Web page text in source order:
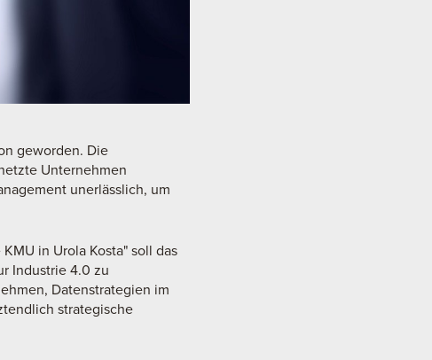
geworden. Die
Unternehmen
unerlässlich, um
in Urola Kosta" soll das
Industrie 4.0 zu
Datenstrategien im
strategische